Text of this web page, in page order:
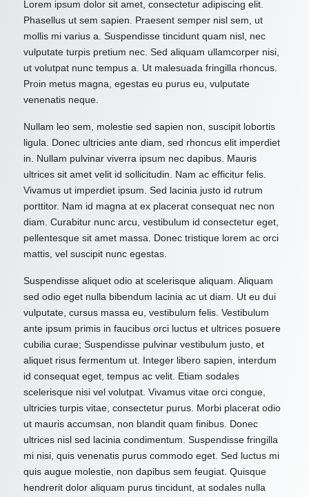
Lorem ipsum dolor sit amet, consectetur adipiscing elit.
Phasellus ut sem sapien. Praesent semper nisl sem, ut
mollis mi varius a. Suspendisse tincidunt quam nisl, nec
vulputate turpis pretium nec. Sed aliquam ullamcorper nisi,
ut volutpat nunc tempus a. Ut malesuada fringilla rhoncus.
Proin metus magna, egestas eu purus eu, vulputate
venenatis neque.
Nullam leo sem, molestie sed sapien non, suscipit lobortis
ligula. Donec ultricies ante diam, sed rhoncus elit imperdiet
in. Nullam pulvinar viverra ipsum nec dapibus. Mauris
ultrices sit amet velit id sollicitudin. Nam ac efficitur felis.
Vivamus ut imperdiet ipsum. Sed lacinia justo id rutrum
porttitor. Nam id magna at ex placerat consequat nec non
diam. Curabitur nunc arcu, vestibulum id consectetur eget,
pellentesque sit amet massa. Donec tristique lorem ac orci
mattis, vel suscipit nunc egestas.
Suspendisse aliquet odio at scelerisque aliquam. Aliquam
sed odio eget nulla bibendum lacinia ac ut diam. Ut eu dui
vulputate, cursus massa eu, vestibulum felis. Vestibulum
ante ipsum primis in faucibus orci luctus et ultrices posuere
cubilia curae; Suspendisse pulvinar vestibulum justo, et
aliquet risus fermentum ut. Integer libero sapien, interdum
id consequat eget, tempus ac velit. Etiam sodales
scelerisque nisi vel volutpat. Vivamus vitae orci congue,
ultricies turpis vitae, consectetur purus. Morbi placerat odio
ut mauris accumsan, non blandit quam finibus. Donec
ultrices nisl sed lacinia condimentum. Suspendisse fringilla
mi nisi, quis venenatis purus commodo eget. Sed luctus mi
quis augue molestie, non dapibus sem feugiat. Quisque
hendrerit dolor aliquam purus tincidunt, at sodales nulla